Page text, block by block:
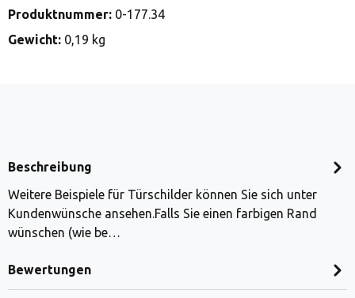
Produktnummer: 0-177.34
Gewicht: 0,19 kg
Beschreibung
Weitere Beispiele für Türschilder können Sie sich unter
Kundenwünsche ansehen.Falls Sie einen farbigen Rand
wünschen (wie be…
Bewertungen